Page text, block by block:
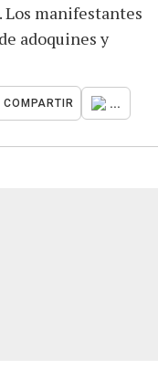
manifestantes
adoquines y
COMPARTIR ...